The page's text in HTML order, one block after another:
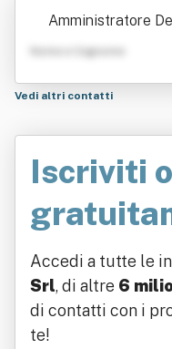
Amministratore
Nome e Cognome
Vedi altri contatti
Iscriviti
Accedi a tutte le
Srl, di altre 6
di contatti con i
te!